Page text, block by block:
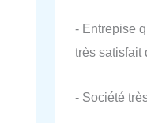
- Entrepise
très satisfait
- Société